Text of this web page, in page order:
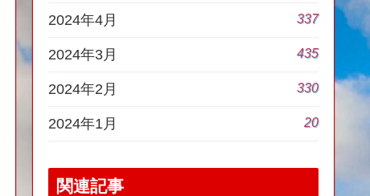
2024年4月 337
2024年3月 435
2024年2月 330
2024年1月 20
関連記事